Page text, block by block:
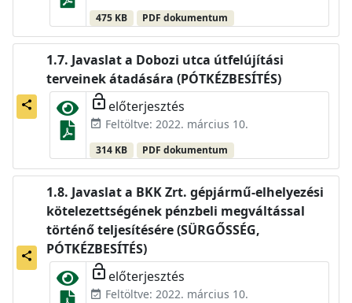
475 KB PDF dokumentum
share
Javaslat a Dobozi utca útfelújítási
terveinek átadására (PÓTKÉZBESÍTÉS)
lock_open előterjesztés
event_available Feltöltve: 2022. március 10.
314 KB PDF dokumentum
share
Javaslat a BKK Zrt. gépjármű-elhelyezési
kötelezettségének pénzbeli megváltással
történő teljesítésére (SÜRGŐSSÉG,
PÓTKÉZBESÍTÉS)
lock_open előterjesztés
event_available Feltöltve: 2022. március 10.